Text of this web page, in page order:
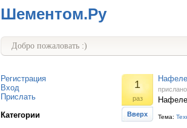
Шементом.Ру
Добро пожаловать :)
Регистрация
Вход
Прислать
Категории
1
раз
Вверх Тема: